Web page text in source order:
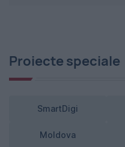
Proiecte speciale
SmartDigi
Moldova